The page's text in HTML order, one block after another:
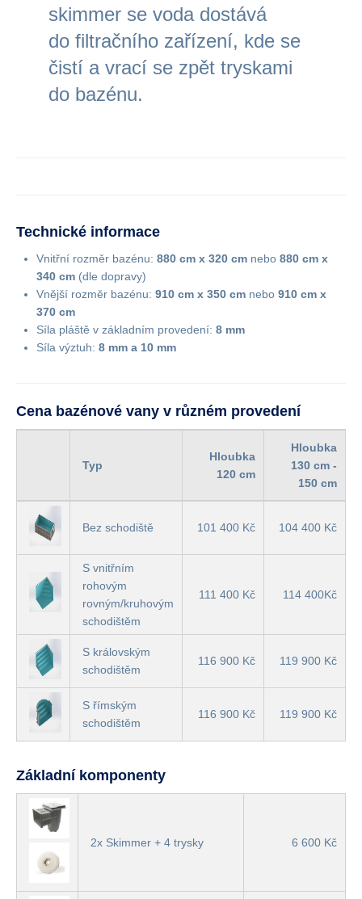
skimmer se voda dostává
do filtračního zařízení, kde se
čistí a vrací se zpět tryskami
do bazénu.
Technické informace
Vnitřní rozměr bazénu: 880 cm x 320 cm nebo 880 cm x
340 cm (dle dopravy)
Vnější rozměr bazénu: 910 cm x 350 cm nebo 910 cm x
370 cm
Síla pláště v základním provedení: 8 mm
Síla výztuh: 8 mm a 10 mm
Cena bazénové vany v různém provedení
Typ
Hloubka
120 cm
Hloubka
130 cm -
150 cm
Bez schodiště 101 400 Kč 104 400 Kč
S vnitřním
rohovým
rovným/kruhovým
schodištěm
111 400 Kč 114 400Kč
S královským
schodištěm
116 900 Kč 119 900 Kč
S římským
schodištěm
116 900 Kč 119 900 Kč
Základní komponenty
2x Skimmer + 4 trysky 6 600 Kč